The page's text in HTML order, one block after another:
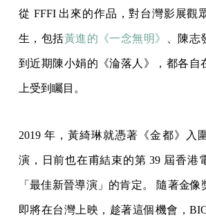
從 FFFI 出來的作品，對台灣影展觀
生，包括黃進的《一念無明》 、陳志
到近期陳小娟的《淪落人》，都各自
上受到矚目。
2019 年，黃綺琳就憑著《金都》入
演，日前也在甫結束的第 39 屆香港
「最佳新晉導演」的肯定。 隨著金
即將在台灣上映，趁著這個機會，